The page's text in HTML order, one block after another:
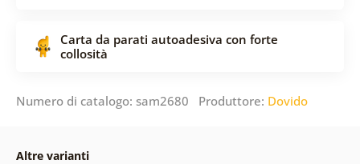
Carta da parati autoadesiva con forte
collosità
Numero di catalogo: sam2680 Produttore: Dovido
Altre varianti